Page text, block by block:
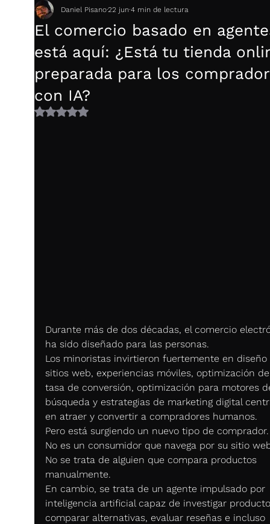
El comercio basado en
está aquí: ¿Está tu tienda
preparada para los
con IA?
Daniel Pisano22 jun 4 min de lectura
Obtuvo NaN de 5 estrellas.
Durante más de dos décadas, el comercio
ha sido diseñado para las personas.
Los minoristas invirtieron fuertemente en
sitios web, experiencias móviles, optimización
tasa de conversión, optimización para motores
búsqueda y estrategias de marketing digital
en atraer y convertir a compradores humanos.
Pero está surgiendo un nuevo tipo de comprador.
No es un consumidor que navega por su sitio
No se trata de alguien que compara productos
manualmente.
En cambio, se trata de un agente impulsado por
inteligencia artificial capaz de investigar
comparar alternativas, evaluar reseñas e incluso